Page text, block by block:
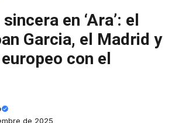
en ‘Ara’: el
Garcia, el Madrid y
con el
de 2025